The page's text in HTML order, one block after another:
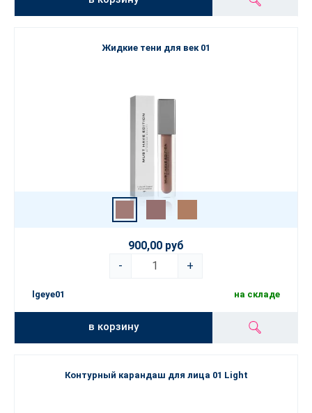
Жидкие тени для век 01
900,00 руб
-
+
lgeye01 на складе
в корзину
Контурный карандаш для лица 01 Light